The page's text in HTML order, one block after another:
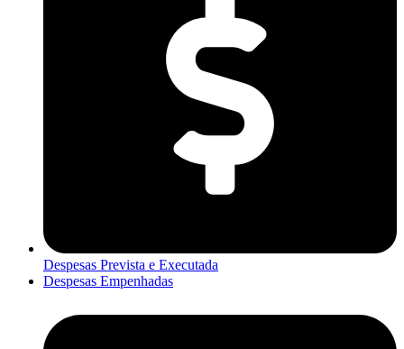
Despesas Prevista e Executada
Despesas Empenhadas